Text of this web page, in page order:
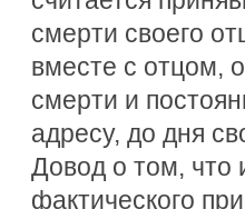
смерти своего
вместе с отцом,
смерти и
адресу, до дня
Довод о том, что
фактического